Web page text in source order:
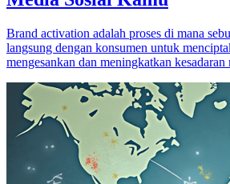
Brand activation adalah proses di mana
langsung dengan konsumen untuk
mengesankan dan meningkatkan kesadaran